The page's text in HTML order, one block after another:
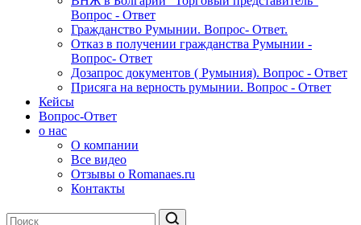
Вопрос - Ответ
Гражданство Румынии. Вопрос- Ответ.
Отказ в получении гражданства Румынии -
Вопрос- Ответ
Дозапрос документов ( Румыния). Вопрос - Ответ
Присяга на верность румынии. Вопрос - Ответ
Кейсы
Вопрос-Ответ
о нас
О компании
Все видео
Отзывы о Romanaes.ru
Контакты